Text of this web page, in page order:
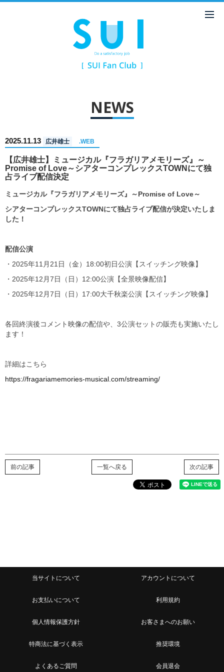
NEWS
2025.11.13 広井雄士 .WEB
【広井雄士】ミュージカル『フラガリアメモリーズ』～
Promise of Love～シアターコンプレックスTOWNにて独
占ライブ配信決定
ミュージカル『フラガリアメモリーズ』～Promise of Love～
シアターコンプレックスTOWNにて独占ライブ配信が決定いたしま
した！
配信公演
・2025年11月21日（金）18:00初日公演【スイッチング映像】
・2025年12月7日（日）12:00公演【全景映像配信】
・2025年12月7日（日）17:00大千秋楽公演【スイッチング映像】
各回終演後コメント映像の配信や、3公演セットの販売も実施いたし
ます！
詳細はこちら
https://fragariamemories-musical.com/streaming/
次の記事
一覧へ戻る
前の記事
当サイトについて アカウントについて
お支払いについて 利用規約
個人情報保護方針 お客さまへのお願い
特商法に基づく表示 推奨環境
よくあるご質問 会員退会